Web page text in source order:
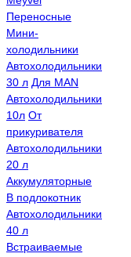
Переносные
Мини-
холодильники
Автохолодильники
30 л Для MAN
Автохолодильники
10л От
прикуривателя
Автохолодильники
20 л
Аккумуляторные
В подлокотник
Автохолодильники
40 л
Встраиваемые